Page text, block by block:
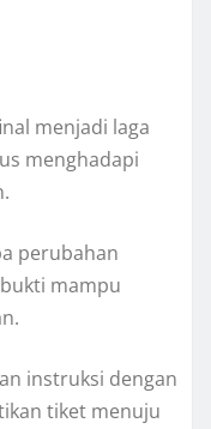
menjadi laga
menghadapi
perubahan
mampu
instruksi dengan
tiket menuju